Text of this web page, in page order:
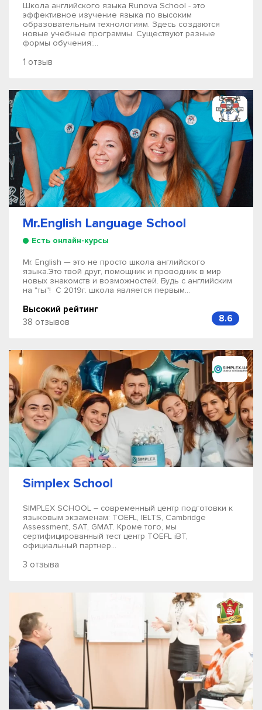
Школа английского языка Runova School - это
эффективное изучение языка по высоким
образовательным технологиям. Здесь создаются
новые учебные программы. Существуют разные
формы обучения:...
1 отзыв
Mr.English Language School
Есть онлайн-курсы
Mr. English — это не просто школа английского
языка.Это твой друг, помощник и проводник в мир
новых знакомств и возможностей. Будь с английским
на "ты"! С 2019г. школа является первым...
Высокий рейтинг
38 отзывов
8.6
Simplex School
SIMPLEX SCHOOL – современный центр подготовки к
языковым экзаменам: TOEFL, IELTS, Cambridge
Assessment, SAT, GMAT. Кроме того, мы
сертифицированный тест центр TOEFL iBT,
официальный партнер...
3 отзыва